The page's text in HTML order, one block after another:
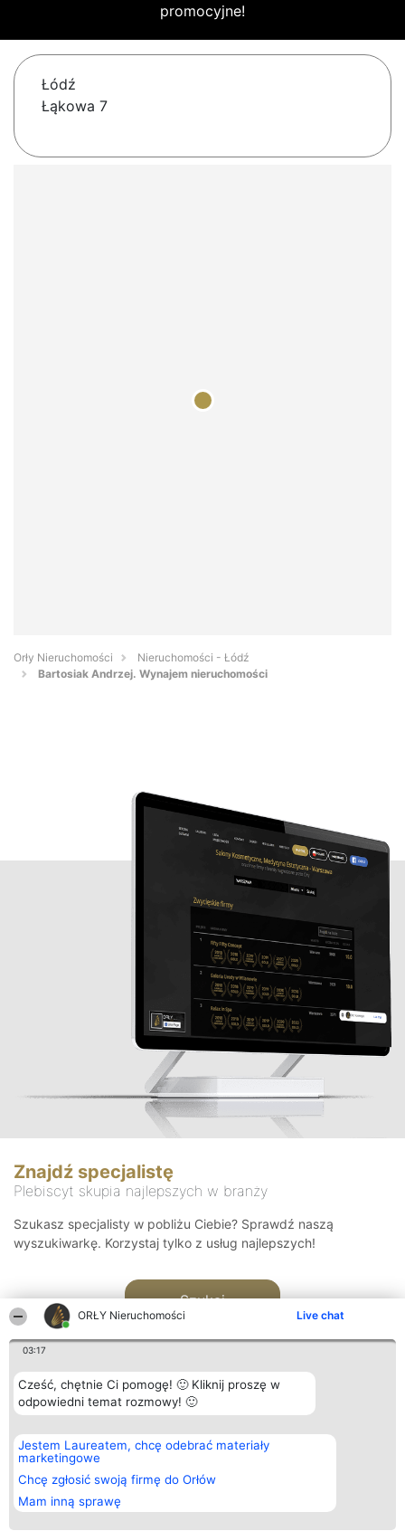
ORŁY Nieruchomości Live chat
03:17
Cześć, chętnie Ci pomogę! 🙂 Kliknij proszę w
odpowiedni temat rozmowy! 🙂
Jestem Laureatem, chcę odebrać materiały
marketingowe
Chcę zgłosić swoją firmę do Orłów
Mam inną sprawę
promocyjne!
Łódź
Łąkowa 7
Orły Nieruchomości
Nieruchomości - Łódź
Bartosiak Andrzej. Wynajem nieruchomości
Znajdź specjalistę
Plebiscyt skupia najlepszych w branży
Szukasz specjalisty w pobliżu Ciebie? Sprawdź naszą
wyszukiwarkę. Korzystaj tylko z usług najlepszych!
Szukaj
Organizator plebiscytu
Bright Side Solutions sp. z o.
o. sp. k.
ul. Ruska 22
Wrocław 50-079
KRS 0000749100 | Regon
381313360 | NIP 8943132676
Plebiscyt
Laureaci
wszystkich
Laureatów
Regulamin
Kontakt
Kontakt